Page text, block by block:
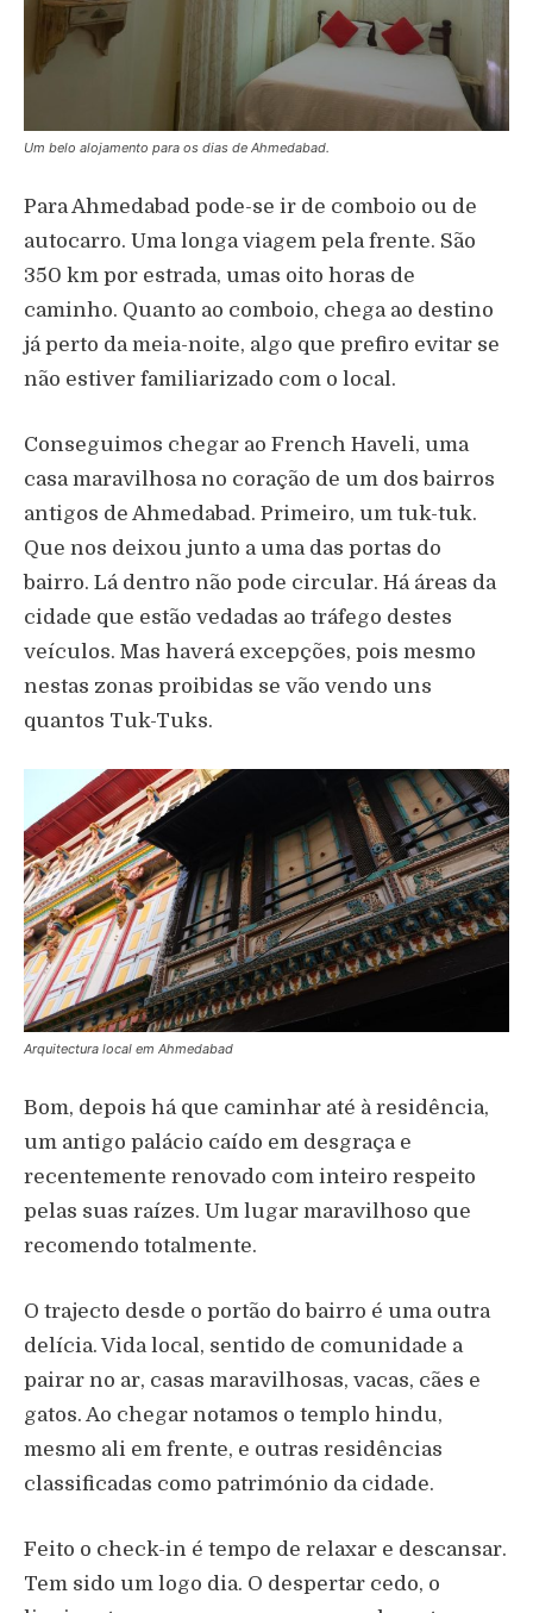
Um belo alojamento para os dias de Ahmedabad.
Para Ahmedabad pode-se ir de comboio ou de
autocarro. Uma longa viagem pela frente. São
350 km por estrada, umas oito horas de
caminho. Quanto ao comboio, chega ao destino
já perto da meia-noite, algo que prefiro evitar se
não estiver familiarizado com o local.
Conseguimos chegar ao French Haveli, uma
casa maravilhosa no coração de um dos bairros
antigos de Ahmedabad. Primeiro, um tuk-tuk.
Que nos deixou junto a uma das portas do
bairro. Lá dentro não pode circular. Há áreas da
cidade que estão vedadas ao tráfego destes
veículos. Mas haverá excepções, pois mesmo
nestas zonas proibidas se vão vendo uns
quantos Tuk-Tuks.
Arquitectura local em Ahmedabad
Bom, depois há que caminhar até à residência,
um antigo palácio caído em desgraça e
recentemente renovado com inteiro respeito
pelas suas raízes. Um lugar maravilhoso que
recomendo totalmente.
O trajecto desde o portão do bairro é uma outra
delícia. Vida local, sentido de comunidade a
pairar no ar, casas maravilhosas, vacas, cães e
gatos. Ao chegar notamos o templo hindu,
mesmo ali em frente, e outras residências
classificadas como património da cidade.
Feito o check-in é tempo de relaxar e descansar.
Tem sido um logo dia. O despertar cedo, o